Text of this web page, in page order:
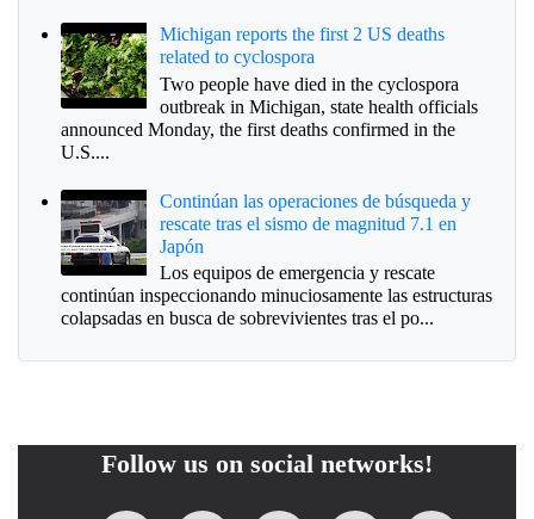
Michigan reports the first 2 US deaths
related to cyclospora
Two people have died in the cyclospora
outbreak in Michigan, state health officials
announced Monday, the first deaths confirmed in the
U.S....
Continúan las operaciones de búsqueda y
rescate tras el sismo de magnitud 7.1 en
Japón
Los equipos de emergencia y rescate
continúan inspeccionando minuciosamente las estructuras
colapsadas en busca de sobrevivientes tras el po...
Follow us on social networks!